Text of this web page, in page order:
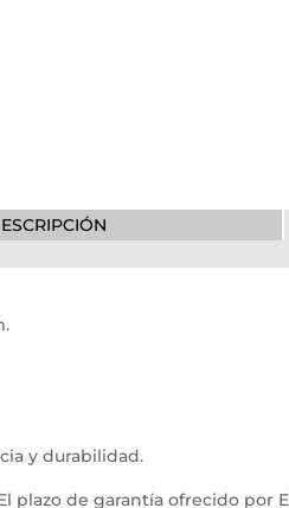
y durabilidad.
plazo de garantía ofrecido por